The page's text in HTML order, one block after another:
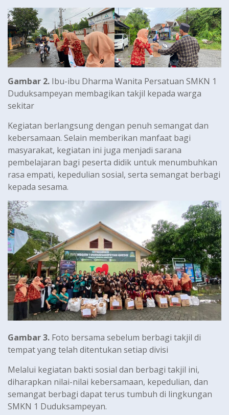
Gambar 2. Ibu-ibu Dharma Wanita Persatuan SMKN 1
Duduksampeyan membagikan takjil kepada warga
sekitar
Kegiatan berlangsung dengan penuh semangat dan
kebersamaan. Selain memberikan manfaat bagi
masyarakat, kegiatan ini juga menjadi sarana
pembelajaran bagi peserta didik untuk menumbuhkan
rasa empati, kepedulian sosial, serta semangat berbagi
kepada sesama.
Gambar 3. Foto bersama sebelum berbagi takjil di
tempat yang telah ditentukan setiap divisi
Melalui kegiatan bakti sosial dan berbagi takjil ini,
diharapkan nilai-nilai kebersamaan, kepedulian, dan
semangat berbagi dapat terus tumbuh di lingkungan
SMKN 1 Duduksampeyan.